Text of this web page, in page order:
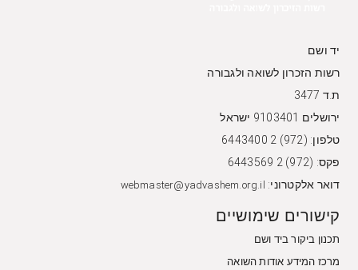
יד ושם
רשות הזכרון לשואה ולגבורה
ת.ד 3477
ירושלים 9103401 ישראל
טלפון: (972) 2 6443400
פקס: (972) 2 6443569
דואר אלקטרוני: webmaster@yadvashem.org.il
קישורים שימושיים
תכנון ביקור ביד ושם
מרכז המידע אודות השואה